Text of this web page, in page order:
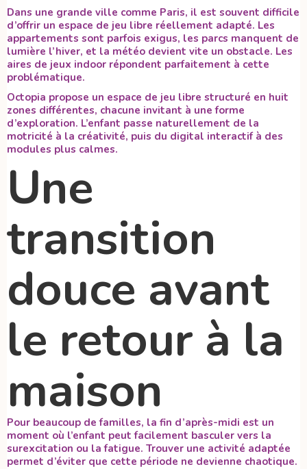
Dans une grande ville comme Paris, il est souvent difficile
d’offrir un espace de jeu libre réellement adapté. Les
appartements sont parfois exigus, les parcs manquent de
lumière l’hiver, et la météo devient vite un obstacle. Les
aires de jeux indoor répondent parfaitement à cette
problématique.
Octopia propose un espace de jeu libre structuré en huit
zones différentes, chacune invitant à une forme
d’exploration. L’enfant passe naturellement de la
motricité à la créativité, puis du digital interactif à des
modules plus calmes.
Une
transition
douce avant
le retour à la
maison
Pour beaucoup de familles, la fin d’après-midi est un
moment où l’enfant peut facilement basculer vers la
surexcitation ou la fatigue. Trouver une activité adaptée
permet d’éviter que cette période ne devienne chaotique.